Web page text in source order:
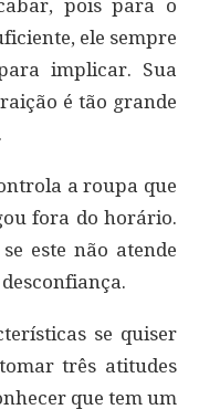
pois para o
ele sempre
implicar. Sua
é tão grande
a roupa que
fora do horário.
este não atende
se quiser
três atitudes
que tem um